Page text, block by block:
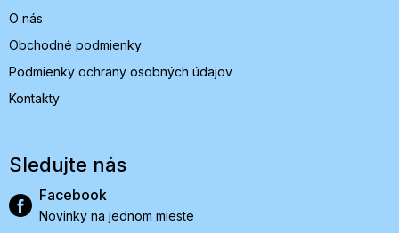
O nás
Obchodné podmienky
Podmienky ochrany osobných údajov
Kontakty
Sledujte nás
Facebook
Novinky na jednom mieste